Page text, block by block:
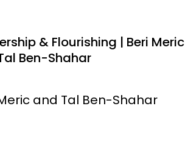
& Flourishing | Beri Meric
Ben-Shahar
and Tal Ben-Shahar